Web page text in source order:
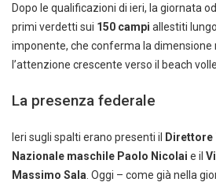
Dopo le qualificazioni di ieri, la giornata
primi verdetti sui 150 campi allestiti
imponente, che conferma la dimensione
l’attenzione crescente verso il beach
La presenza federale
Ieri sugli spalti erano presenti il
Direttore
Nazionale maschile Paolo Nicolai e il
Massimo Sala . Oggi – come già nella